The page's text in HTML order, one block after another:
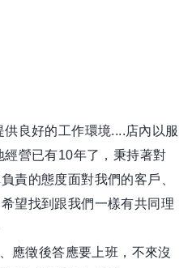
良好的工作環境....店內以服
營已有10年了，秉持著對
責的態度面對我們的客戶、
望找到跟我們一樣有共同理
應徵後答應要上班，不來沒